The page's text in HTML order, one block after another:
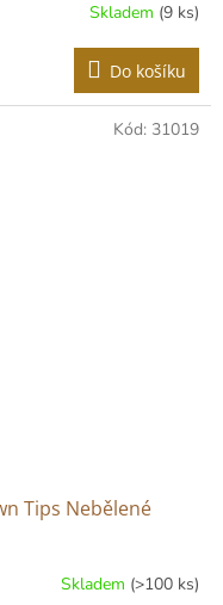
Skladem (9 ks)
Do košíku
Tips Nebělené
Skladem (>100 ks)
Kód: 31019